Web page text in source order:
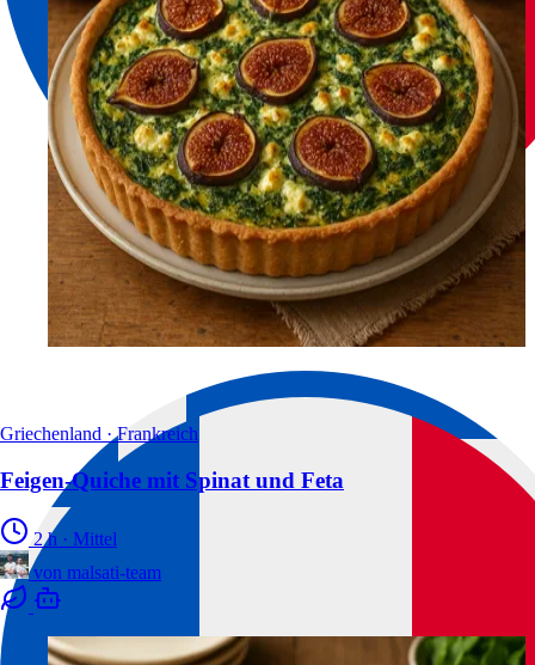
Griechenland · Frankreich
Feigen-Quiche mit Spinat und Feta
2 h · Mittel
von malsati-team